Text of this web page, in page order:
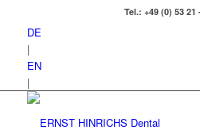
Tel.: +49 (0) 53 21
DE
|
EN
|